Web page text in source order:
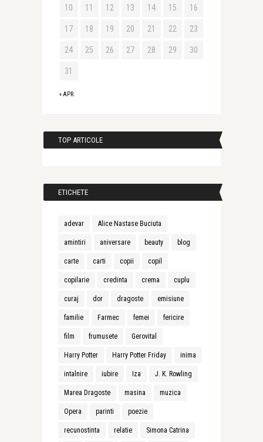
« APR.
10 11 12 13 14 15 16
17 18 19 20 21 22 23
24 25 26 27 28 29 30
31
TOP ARTICOLE
ETICHETE
adevar Alice Nastase Buciuta
amintiri aniversare beauty blog
carte carti copii copil
copilarie credinta crema cuplu
curaj dor dragoste emisiune
familie Farmec femei fericire
film frumusete Gerovital
Harry Potter Harry Potter Friday inima
intalnire iubire Iza J. K. Rowling
Marea Dragoste masina muzica
Opera parinti poezie
recunostinta relatie Simona Catrina